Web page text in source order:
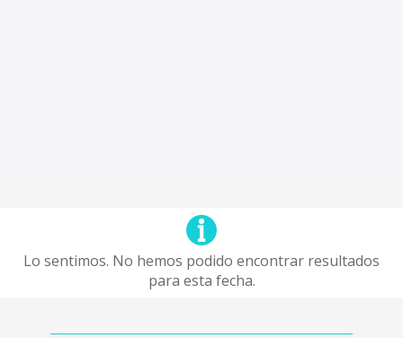
Lo sentimos. No hemos podido encontrar resultados
para esta fecha.